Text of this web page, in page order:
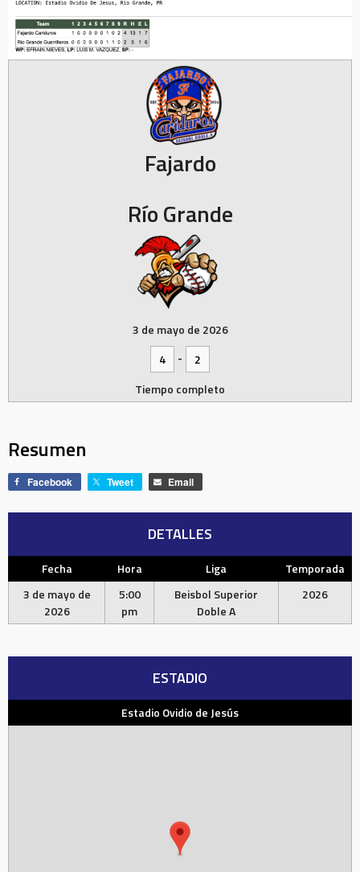
Fajardo
Río Grande
3 de mayo de 2026
4
-
2
Tiempo completo
Resumen
Facebook Tweet Email
DETALLES
Fecha Hora Liga
Temporada
3 de mayo de
2026
5:00
pm
Beisbol Superior
Doble A
2026
ESTADIO
Estadio Ovidio de Jesús